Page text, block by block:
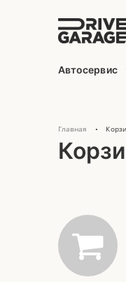
Автосервис
Главная •